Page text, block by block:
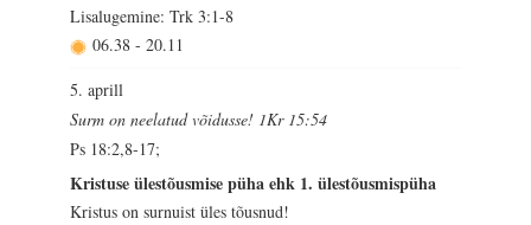
Lisalugemine: Trk 3:1-8
06.38 - 20.11
5. aprill
Surm on neelatud võidusse! 1Kr 15:54
Ps 18:2,8-17;
Kristuse ülestõusmise püha ehk 1. ülestõusmispüha
Kristus on surnuist üles tõusnud!